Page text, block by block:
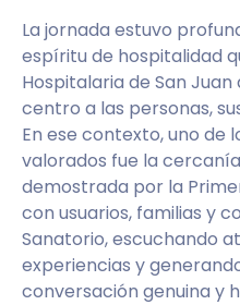
La jornada estuvo
espíritu de hospitalidad
Hospitalaria de San
centro a las personas,
En ese contexto, uno de
valorados fue la
demostrada por la
con usuarios, familias y
Sanatorio, escuchando
experiencias y
conversación genuina y